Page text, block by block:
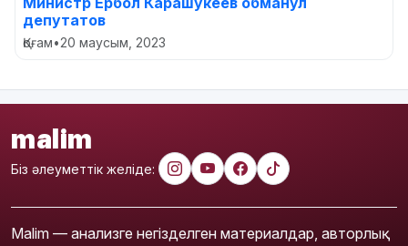
депутатов
Қоғам•20 маусым, 2023
malim
Біз әлеуметтік желіде:
Malim — анализге негізделген материалдар, авторлық